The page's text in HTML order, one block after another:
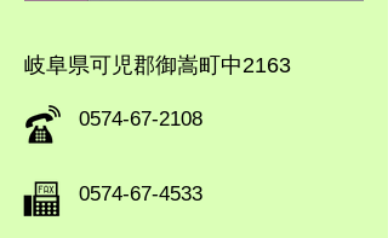
​岐阜県可児郡御嵩町中2163
​0574-67-2108
​0574-67-4533